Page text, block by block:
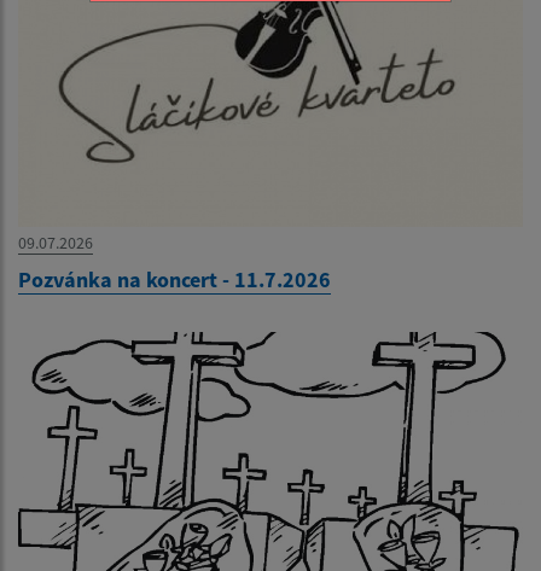
09.07.2026
Pozvánka na koncert - 11.7.2026